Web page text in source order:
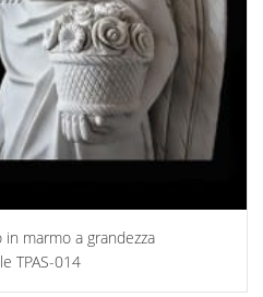
marmo a grandezza
TPAS-014